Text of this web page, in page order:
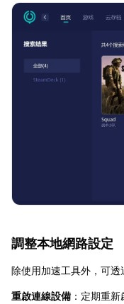
調整本地網路設定
除使用加速工具外，可透
重啟連線設備 ：定期重